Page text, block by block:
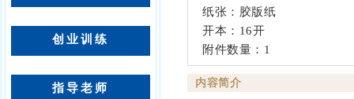
创业训练
指导老师
纸张：胶版纸
开本：16开
附件数量：1
内容简介